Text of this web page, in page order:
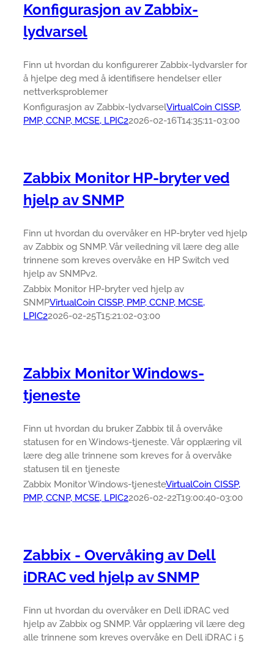
Konfigurasjon av Zabbix-
lydvarsel
Finn ut hvordan du konfigurerer Zabbix-lydvarsler for
å hjelpe deg med å identifisere hendelser eller
nettverksproblemer
Konfigurasjon av Zabbix-lydvarselVirtualCoin CISSP,
PMP, CCNP, MCSE, LPIC22026-02-16T14:35:11-03:00
Zabbix Monitor HP-bryter ved
hjelp av SNMP
Finn ut hvordan du overvåker en HP-bryter ved hjelp
av Zabbix og SNMP. Vår veiledning vil lære deg alle
trinnene som kreves overvåke en HP Switch ved
hjelp av SNMPv2.
Zabbix Monitor HP-bryter ved hjelp av
SNMPVirtualCoin CISSP, PMP, CCNP, MCSE,
LPIC22026-02-25T15:21:02-03:00
Zabbix Monitor Windows-
tjeneste
Finn ut hvordan du bruker Zabbix til å overvåke
statusen for en Windows-tjeneste. Vår opplæring vil
lære deg alle trinnene som kreves for å overvåke
statusen til en tjeneste
Zabbix Monitor Windows-tjenesteVirtualCoin CISSP,
PMP, CCNP, MCSE, LPIC22026-02-22T19:00:40-03:00
Zabbix - Overvåking av Dell
iDRAC ved hjelp av SNMP
Finn ut hvordan du overvåker en Dell iDRAC ved
hjelp av Zabbix og SNMP. Vår opplæring vil lære deg
alle trinnene som kreves overvåke en Dell iDRAC i 5